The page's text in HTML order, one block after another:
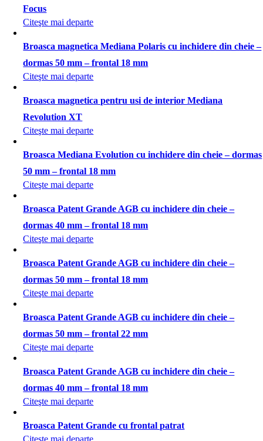
Focus
Citeşte mai departe
Broasca magnetica Mediana Polaris cu inchidere din cheie –
dormas 50 mm – frontal 18 mm
Citeşte mai departe
Broasca magnetica pentru usi de interior Mediana
Revolution XT
Citeşte mai departe
Broasca Mediana Evolution cu inchidere din cheie – dormas
50 mm – frontal 18 mm
Citeşte mai departe
Broasca Patent Grande AGB cu inchidere din cheie –
dormas 40 mm – frontal 18 mm
Citeşte mai departe
Broasca Patent Grande AGB cu inchidere din cheie –
dormas 50 mm – frontal 18 mm
Citeşte mai departe
Broasca Patent Grande AGB cu inchidere din cheie –
dormas 50 mm – frontal 22 mm
Citeşte mai departe
Broasca Patent Grande AGB cu inchidere din cheie –
dormas 40 mm – frontal 18 mm
Citeşte mai departe
Broasca Patent Grande cu frontal patrat
Citeşte mai departe